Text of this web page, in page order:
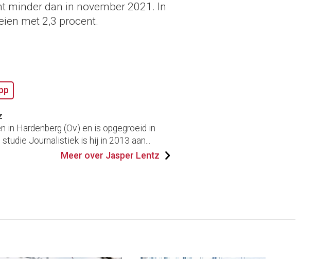
minder dan in november 2021. In
met 2,3 procent.
in Hardenberg (Ov.) en is opgegroeid in
Journalistiek is hij in 2013 aan...
Meer over Jasper Lentz